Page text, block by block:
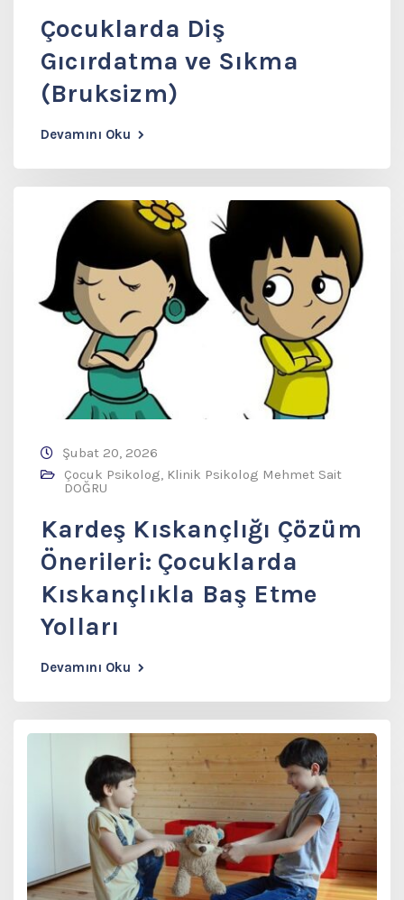
Çocuklarda Diş
Gıcırdatma ve Sıkma
(Bruksizm)
Devamını Oku
Şubat 20, 2026
Çocuk Psikolog Klinik Psikolog Mehmet Sait
DOĞRU
Kardeş Kıskançlığı Çözüm
Önerileri: Çocuklarda
Kıskançlıkla Baş Etme
Yolları
Devamını Oku